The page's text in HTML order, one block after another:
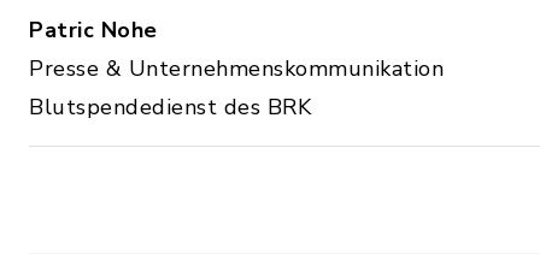
Patric Nohe
Presse & Unternehmenskommunikation
Blutspendedienst des BRK